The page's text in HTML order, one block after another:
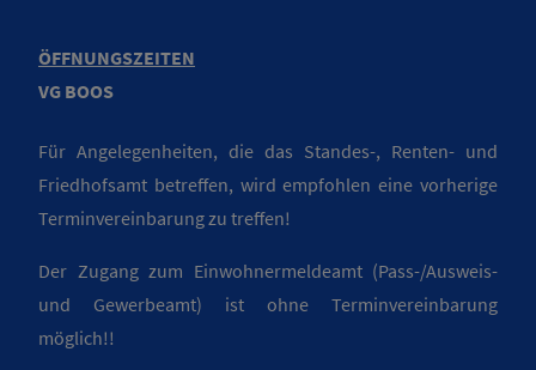
ÖFFNUNGSZEITEN
VG BOOS
Für Angelegenheiten, die das Standes-, Renten- und
Friedhofsamt betreffen, wird empfohlen eine vorherige
Terminvereinbarung zu treffen!
Der Zugang zum Einwohnermeldeamt (Pass-/Ausweis-
und Gewerbeamt) ist ohne Terminvereinbarung
möglich!!